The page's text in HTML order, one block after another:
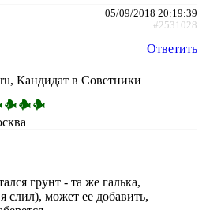
05/09/2018 20:19:39
#2531028
Ответить
Кандидат в Советники
грунт - та же галька,
слил), может ее добавить,